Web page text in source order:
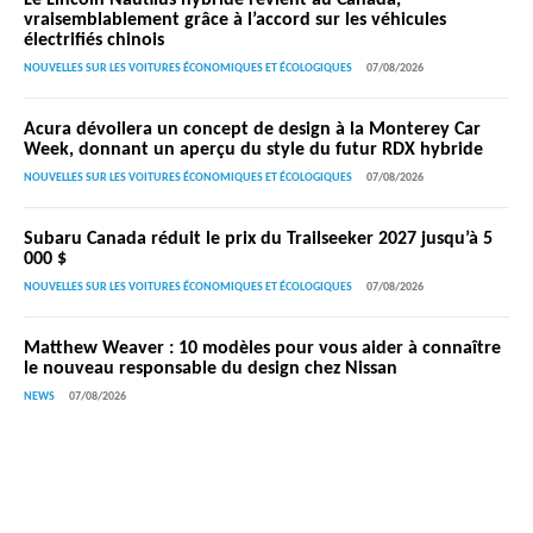
vraisemblablement grâce à l’accord sur les véhicules
électrifiés chinois
NOUVELLES SUR LES VOITURES ÉCONOMIQUES ET ÉCOLOGIQUES 07/08/2026
Acura dévoilera un concept de design à la Monterey Car
Week, donnant un aperçu du style du futur RDX hybride
NOUVELLES SUR LES VOITURES ÉCONOMIQUES ET ÉCOLOGIQUES 07/08/2026
Subaru Canada réduit le prix du Trailseeker 2027 jusqu’à 5
000 $
NOUVELLES SUR LES VOITURES ÉCONOMIQUES ET ÉCOLOGIQUES 07/08/2026
Matthew Weaver : 10 modèles pour vous aider à connaître
le nouveau responsable du design chez Nissan
NEWS 07/08/2026